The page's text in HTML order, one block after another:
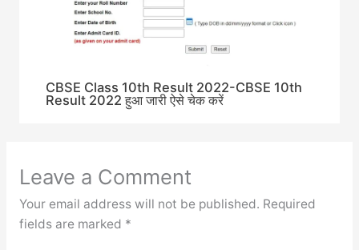
CBSE Class 10th Result 2022-CBSE 10th
Result 2022 हुआ जारी ऐसे चेक करें
Leave a Comment
Your email address will not be published. Required
fields are marked *